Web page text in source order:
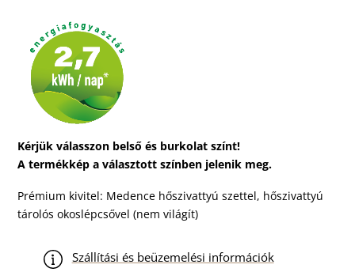
Kérjük válasszon belső és burkolat színt!
A termékkép a választott színben jelenik meg.
Prémium kivitel: Medence hőszivattyú szettel, hőszivattyú
tárolós okoslépcsővel (nem világít)
Szállítási és beüzemelési információk